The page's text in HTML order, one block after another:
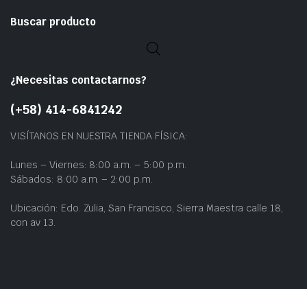
Buscar producto
¿Necesitas contactarnos?
(+58) 414-6841242
VISÍTANOS EN NUESTRA TIENDA FÍSICA:
Lunes – Viernes: 8:00 a.m. – 5:00 p.m.
Sábados: 8:00 a.m. – 2:00 p.m.
Ubicación: Edo. Zulia, San Francisco, Sierra Maestra calle 18,
con av 13.